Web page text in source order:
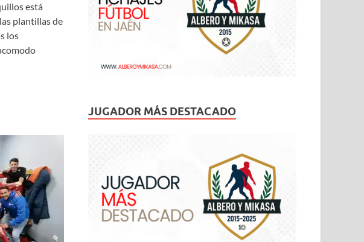
está
plantillas de
los
JUGADOR MÁS DESTACADO